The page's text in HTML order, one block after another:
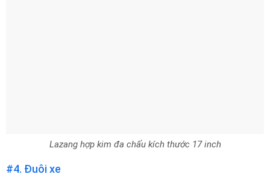
Phần đuôi xe tinh tế với dải crom ở trung tâm nắp cốp, hình dáng
vươn dài sang hai bên nối tiếp cùng với đèn hậu dạng LED dài
hình chữ L. Thiết kế bộc lộ sự khỏe khoắn, nét thể thao nhưng